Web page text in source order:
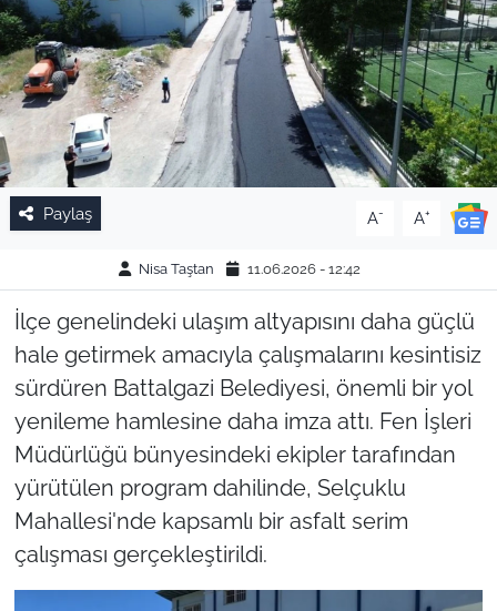
Paylaş A- A+
Nisa Taştan 11.06.2026 - 12:42
İlçe genelindeki ulaşım altyapısını daha güçlü
hale getirmek amacıyla çalışmalarını kesintisiz
sürdüren Battalgazi Belediyesi, önemli bir yol
yenileme hamlesine daha imza attı. Fen İşleri
Müdürlüğü bünyesindeki ekipler tarafından
yürütülen program dahilinde, Selçuklu
Mahallesi'nde kapsamlı bir asfalt serim
çalışması gerçekleştirildi.